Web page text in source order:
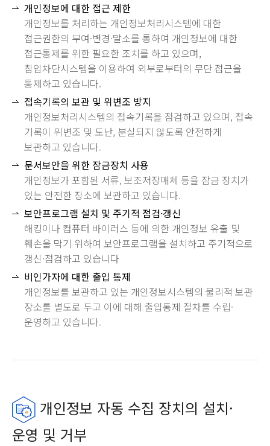
개인정보에 대한 접근 제한
개인정보를 처리하는 개인정보처리시스템에 대한
접근권한의 부여·변경·말소를 통하여 개인정보에 대한
접근통제를 위한 필요한 조치를 하고 있으며,
침입차단시스템을 이용하여 외부로부터의 무단 접근을
통제하고 있습니다.
접속기록의 보관 및 위변조 방지
개인정보처리시스템의 접속기록을 점검하고 있으며, 접속
기록이 위변조 및 도난, 분실되지 않도록 안전하게
보관하고 있습니다.
문서보안을 위한 잠금장치 사용
개인정보가 포함된 서류, 보조저장매체 등을 잠금 장치가
있는 안전한 장소에 보관하고 있습니다.
보안프로그램 설치 및 주기적 점검·갱신
해킹이나 컴퓨터 바이러스 등에 의한 개인정보 유출 및
훼손을 막기 위하여 보안프로그램을 설치하고 주기적으로
갱신·점검하고 있습니다
비인가자에 대한 출입 통제
개인정보를 보관하고 있는 개인정보시스템의 물리적 보관
장소를 별도로 두고 이에 대해 출입통제 절차를 수립·
운영하고 있습니다.
개인정보 자동 수집 장치의 설치·
운영 및 거부